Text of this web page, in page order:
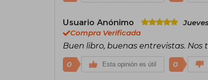
Usuario Anónimo
Compra Verificada
Buen libro, buenas entrevistas. Nos
0 Esta opinión es útil 0